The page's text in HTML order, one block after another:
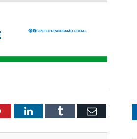
PinterestLinkedInTumblr Email